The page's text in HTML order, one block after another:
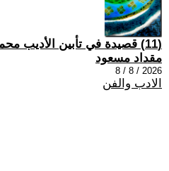
(11) قصيدة في تأبين الأديب محمد عبد حسن
مقداد مسعود
2026 / 8 / 8
الادب والفن